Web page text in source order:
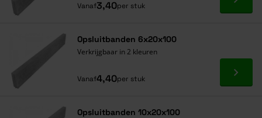
Vanaf3,40per stuk Ga
Opsluitbanden 6x20x100
Verkrijgbaar in 2 kleuren
Vanaf4,40per stuk Ga
Opsluitbanden 10x20x100